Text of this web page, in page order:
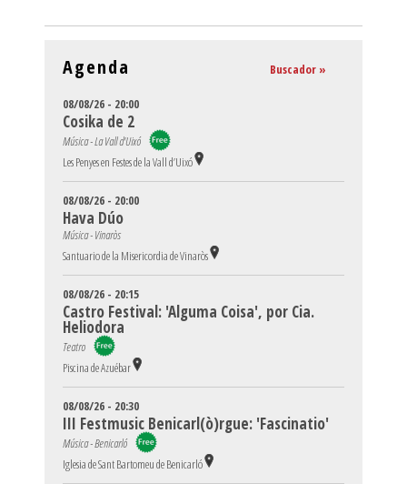
Agenda Buscador »
08/08/26 - 20:00
Cosika de 2
Música - La Vall d'Uixó
Les Penyes en Festes de la Vall d’Uixó
08/08/26 - 20:00
Hava Dúo
Música - Vinaròs
Santuario de la Misericordia de Vinaròs
08/08/26 - 20:15
Castro Festival: 'Alguma Coisa', por Cia.
Heliodora
Teatro
Piscina de Azuébar
08/08/26 - 20:30
III Festmusic Benicarl(ò)rgue: 'Fascinatio'
Música - Benicarló
Iglesia de Sant Bartomeu de Benicarló